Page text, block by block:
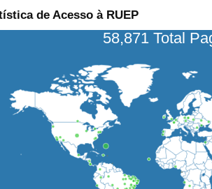
de Acesso à RUEP
58,871 Total